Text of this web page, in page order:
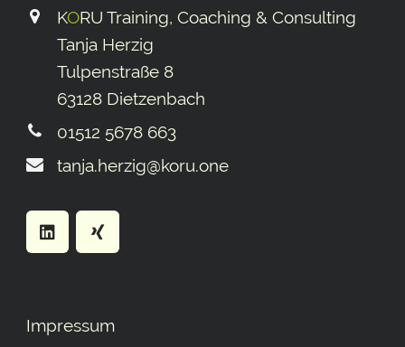
KORU Training, Coaching & Consulting
Tanja Herzig
Tulpenstraße 8
63128 Dietzenbach
01512 5678 663
tanja.herzig@koru.one
Impressum